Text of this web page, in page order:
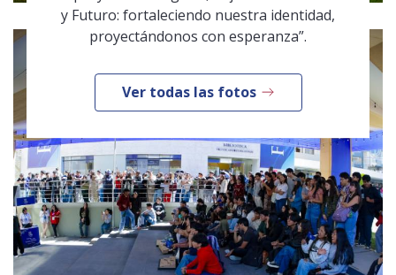
y Futuro: fortaleciendo nuestra identidad,
proyectándonos con esperanza”.
Ver todas las fotos